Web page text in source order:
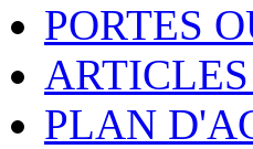
PORTES
ARTICLES
PLAN